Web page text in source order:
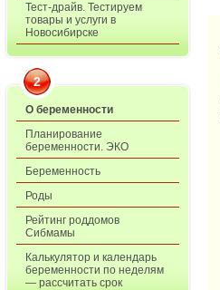
Тест-драйв. Тестируем
товары и услуги в
Новосибирске
2
О беременности
Планирование
беременности. ЭКО
Беременность
Роды
Рейтинг роддомов
Сибмамы
Калькулятор и календарь
беременности по неделям
— рассчитать срок